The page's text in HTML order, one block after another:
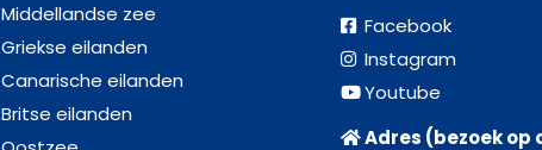
Middellandse zee
Griekse eilanden
Canarische eilanden
Britse eilanden
Facebook
Instagram
Youtube
Adres (bezoek